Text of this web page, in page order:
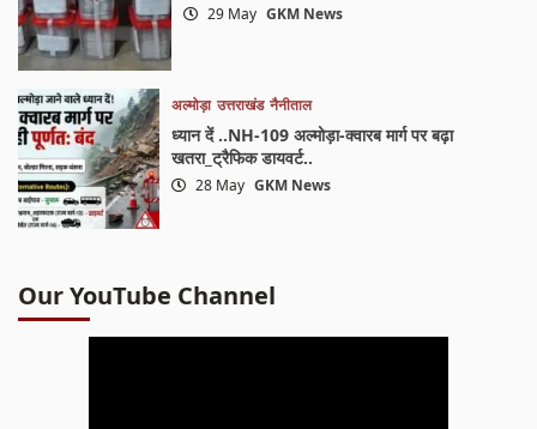
29 May GKM News
अल्मोड़ा उत्तराखंड नैनीताल
ध्यान दें ..NH-109 अल्मोड़ा-क्वारब मार्ग पर बढ़ा
खतरा_ट्रैफिक डायवर्ट..
28 May GKM News
Our YouTube Channel